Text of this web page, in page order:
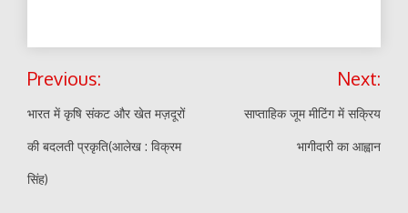
Post
navigation
Previous:
भारत में कृषि संकट और खेत मज़दूरों
की बदलती प्रकृति(आलेख : विक्रम
सिंह)
Next:
साप्ताहिक जूम मीटिंग में सक्रिय
भागीदारी का आह्वान